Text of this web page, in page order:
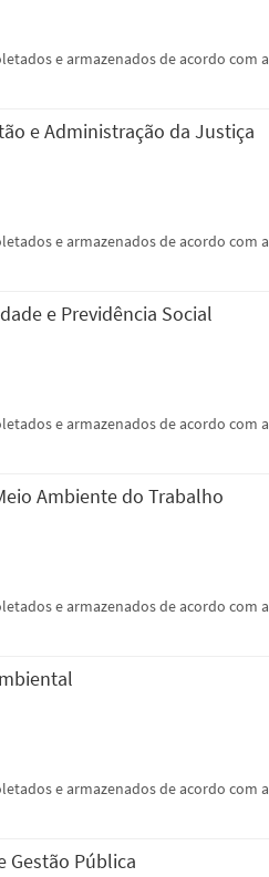
e armazenados de acordo com a
e Administração da Justiça
e armazenados de acordo com a
e Previdência Social
e armazenados de acordo com a
Ambiente do Trabalho
e armazenados de acordo com a
e armazenados de acordo com a
Gestão Pública